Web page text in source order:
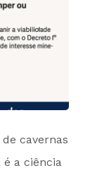
cavernas
é a ciência